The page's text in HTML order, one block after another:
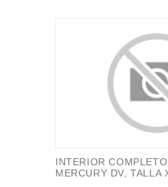
INTERIOR
MERCURY DV, TALLA